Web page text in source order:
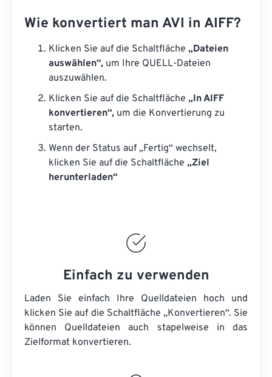
Wie konvertiert man AVI in AIFF?
Klicken Sie auf die Schaltfläche „Dateien
auswählen“, um Ihre QUELL-Dateien
auszuwählen.
Klicken Sie auf die Schaltfläche „In AIFF
konvertieren“, um die Konvertierung zu
starten.
Wenn der Status auf „Fertig“ wechselt,
klicken Sie auf die Schaltfläche „Ziel
herunterladen“
Einfach zu verwenden
Laden Sie einfach Ihre Quelldateien hoch und
klicken Sie auf die Schaltfläche „Konvertieren“. Sie
können Quelldateien auch stapelweise in das
Zielformat konvertieren.